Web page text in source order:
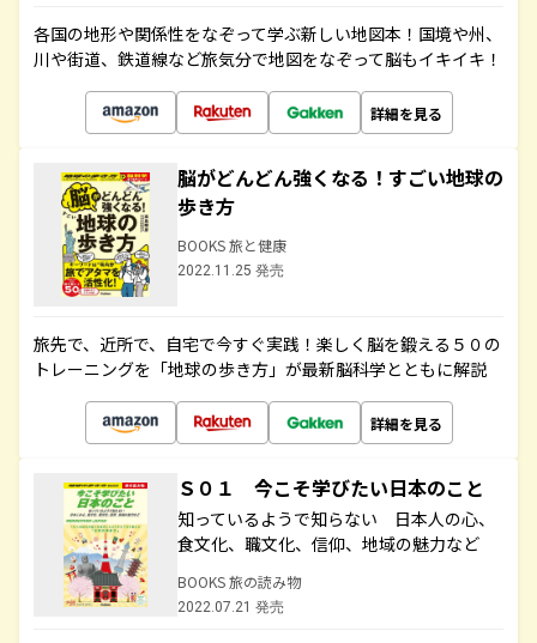
各国の地形や関係性をなぞって学ぶ新しい地図本！国境や州、
川や街道、鉄道線など旅気分で地図をなぞって脳もイキイキ！
詳細を見る
脳がどんどん強くなる！すごい地球の
歩き方
BOOKS 旅と健康
2022.11.25 発売
旅先で、近所で、自宅で今すぐ実践！楽しく脳を鍛える５０の
トレーニングを「地球の歩き方」が最新脳科学とともに解説
詳細を見る
Ｓ０１ 今こそ学びたい日本のこと
知っているようで知らない 日本人の心、
食文化、職文化、信仰、地域の魅力など
BOOKS 旅の読み物
2022.07.21 発売